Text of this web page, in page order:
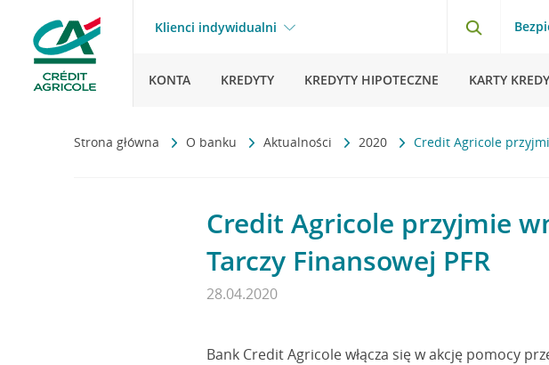
Klienci indywidualni
KONTA KREDYTY KREDYTY HIPOTECZNE KARTY
Strona główna O banku Aktualności 2020 Credit Agricole
Credit Agricole przyjmie
Tarczy Finansowej PFR
28.04.2020
Bank Credit Agricole włącza się w akcję pomocy